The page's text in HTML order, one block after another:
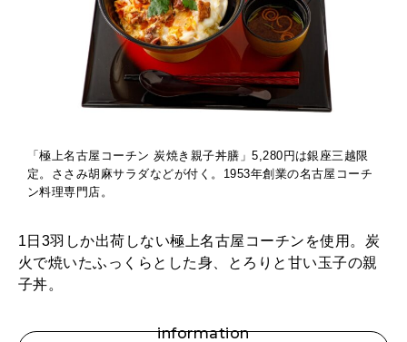
「極上名古屋コーチン 炭焼き親子丼膳」5,280円は銀座三越限
定。ささみ胡麻サラダなどが付く。1953年創業の名古屋コーチ
ン料理専門店。
1日3羽しか出荷しない極上名古屋コーチンを使用。炭
火で焼いたふっくらとした身、とろりと甘い玉子の親
子丼。
information